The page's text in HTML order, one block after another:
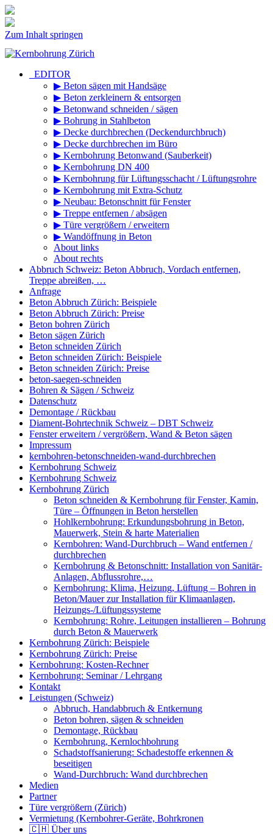
Zum Inhalt springen
_EDITOR
▶ Beton sägen mit Handsäge
▶ Beton zerkleinern & entsorgen
▶ Betonwand schneiden / sägen
▶ Bohrung in Stahlbeton
▶ Decke durchbrechen (Deckendurchbruch)
▶ Decke durchbrechen im Büro
▶ Kernbohrung Betonwand (Sauberkeit)
▶ Kernbohrung DN 400
▶ Kernbohrung für Lüftungsschacht / Lüftungsrohre
▶ Kernbohrung mit Extra-Schutz
▶ Neubau: Betonschnitt für Fenster
▶ Treppe entfernen / absägen
▶ Türe vergrößern / erweitern
▶ Wandöffnung in Beton
About links
About rechts
Abbruch Schweiz: Beton Abbruch, Vordach entfernen,
Treppe abreißen, …
Anfrage
Beton Abbruch Zürich: Beispiele
Beton Abbruch Zürich: Preise
Beton bohren Zürich
Beton sägen Zürich
Beton schneiden Zürich
Beton schneiden Zürich: Beispiele
Beton schneiden Zürich: Preise
beton-saegen-schneiden
Bohren & Sägen / Schweiz
Datenschutz
Demontage / Rückbau
Diament-Bohrtechnik Schweiz – DBT Schweiz
Fenster erweitern / vergrößern, Wand & Beton sägen
Impressum
kernbohren-betonschneiden-wand-durchbrechen
Kernbohrung Schweiz
Kernbohrung Schweiz
Kernbohrung Zürich
Beton schneiden & Kernbohrung für Fenster, Kamin,
Türe – Öffnungen in Beton herstellen
Hohlkernbohrung: Erkundungsbohrung in Beton,
Mauerwerk, Stein & harte Materialien
Kernbohren: Wand-Durchbruch – Wand entfernen /
durchbrechen
Kernbohrung & Betonschnitt: Installation von Sanitär-
Anlagen, Abflussrohre,…
Kernbohrung: Klima, Heizung, Lüftung – Bohren in
Beton/Mauer zur Installation für Klimaanlagen,
Heizungs-/Lüftungssysteme
Kernbohrung: Rohre, Leitungen installieren – Bohrung
durch Beton & Mauerwerk
Kernbohrung Zürich: Beispiele
Kernbohrung Zürich: Preise
Kernbohrung: Kosten-Rechner
Kernbohrung: Seminar / Lehrgang
Kontakt
Leistungen (Schweiz)
Abbruch, Handabbruch & Entkernung
Beton bohren, sägen & schneiden
Demontage, Rückbau
Kernbohrung, Kernlochbohrung
Schadstoffsanierung: Schadestoffe erkennen &
beseitigen
Wand-Durchbruch: Wand durchbrechen
Medien
Partner
Türe vergrößern (Zürich)
Vermietung (Kernbohrer-Geräte, Bohrkronen
🇨🇭 Über uns